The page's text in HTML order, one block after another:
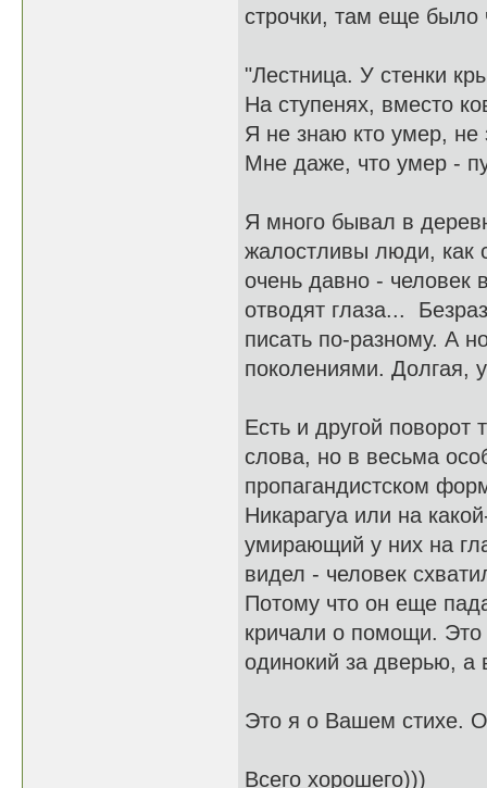
строчки, там еще
"Лестница. У стенки
На ступенях, вместо
Я не знаю кто умер, не
Мне даже, что умер -
Я много бывал в
жалостливы люди, как
очень давно - человек
отводят глаза...
писать по-разному. А
поколениями. Долгая,
Есть и другой
слова, но в весьма
пропагандистском
Никарагуа или на
умирающий у них на
видел - человек
Потому что он еще
кричали о помощи. Это
одинокий за дверью, а
Это я о Вашем стихе.
Всего хорошего)))